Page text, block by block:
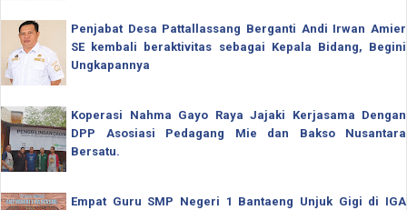
Penjabat Desa Pattallassang Berganti Andi Irwan Amier
SE kembali beraktivitas sebagai Kepala Bidang, Begini
Ungkapannya
Koperasi Nahma Gayo Raya Jajaki Kerjasama Dengan
DPP Asosiasi Pedagang Mie dan Bakso Nusantara
Bersatu.
Empat Guru SMP Negeri 1 Bantaeng Unjuk Gigi di IGA